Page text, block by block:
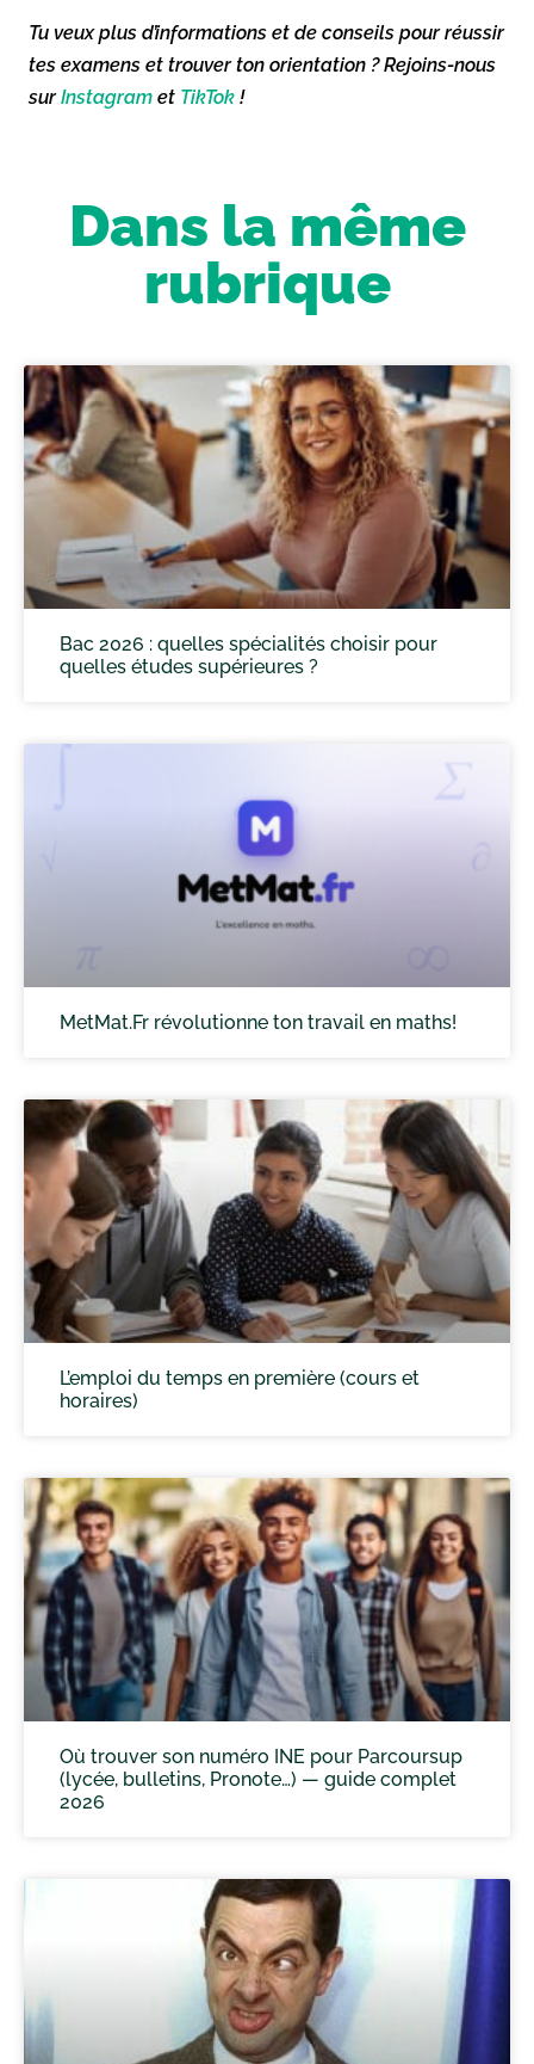
Tu veux plus d’informations et de conseils pour réussir
tes examens et trouver ton orientation ? Rejoins-nous
surInstagram et TikTok !
Dans la même
rubrique
Bac 2026 : quelles spécialités choisir pour
quelles études supérieures ?
MetMat.Fr révolutionne ton travail en maths!
L’emploi du temps en première (cours et
horaires)
Où trouver son numéro INE pour Parcoursup
(lycée, bulletins, Pronote…) — guide complet
2026